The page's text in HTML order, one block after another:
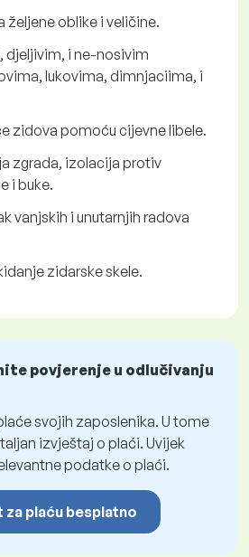
željene oblike i veličine.
djeljivim, i ne-nosivim
lukovima, dimnjaciima, i
zidova pomoću cijevne libele.
zgrada, izolacija protiv
i buke.
vanjskih i unutarnjih radova
zidarske skele.
povjerenje u odlučivanju
svojih zaposlenika. U tome
izvještaj o plaći. Uvijek
podatke o plaći.
plaću besplatno